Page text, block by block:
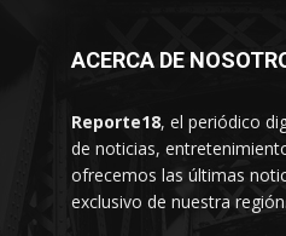
ACERCA DE
Reporte18, el periódico
de noticias,
ofrecemos las últimas
exclusivo de nuestra región.